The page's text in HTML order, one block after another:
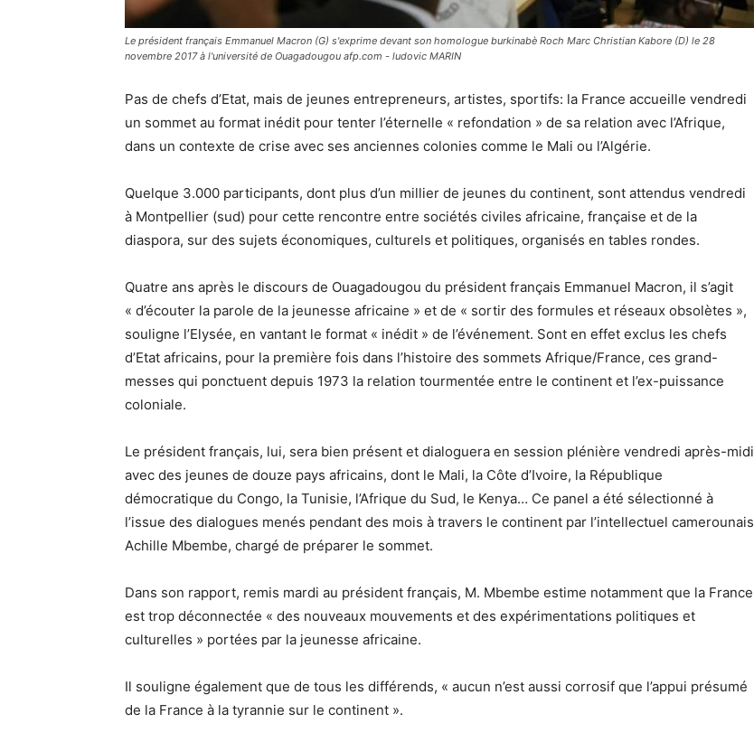
Le président français Emmanuel Macron (G) s'exprime devant son homologue burkinabè Roch Marc Christian Kabore (D) le 28
novembre 2017 à l'université de Ouagadougou afp.com - ludovic MARIN
Pas de chefs d’Etat, mais de jeunes entrepreneurs, artistes, sportifs: la France accueille vendredi
un sommet au format inédit pour tenter l’éternelle « refondation » de sa relation avec l’Afrique,
dans un contexte de crise avec ses anciennes colonies comme le Mali ou l’Algérie.
Quelque 3.000 participants, dont plus d’un millier de jeunes du continent, sont attendus vendredi
à Montpellier (sud) pour cette rencontre entre sociétés civiles africaine, française et de la
diaspora, sur des sujets économiques, culturels et politiques, organisés en tables rondes.
Quatre ans après le discours de Ouagadougou du président français Emmanuel Macron, il s’agit
« d’écouter la parole de la jeunesse africaine » et de « sortir des formules et réseaux obsolètes »,
souligne l’Elysée, en vantant le format « inédit » de l’événement. Sont en effet exclus les chefs
d’Etat africains, pour la première fois dans l’histoire des sommets Afrique/France, ces grand-
messes qui ponctuent depuis 1973 la relation tourmentée entre le continent et l’ex-puissance
coloniale.
Le président français, lui, sera bien présent et dialoguera en session plénière vendredi après-midi
avec des jeunes de douze pays africains, dont le Mali, la Côte d’Ivoire, la République
démocratique du Congo, la Tunisie, l’Afrique du Sud, le Kenya… Ce panel a été sélectionné à
l’issue des dialogues menés pendant des mois à travers le continent par l’intellectuel camerounais
Achille Mbembe, chargé de préparer le sommet.
Dans son rapport, remis mardi au président français, M. Mbembe estime notamment que la France
est trop déconnectée « des nouveaux mouvements et des expérimentations politiques et
culturelles » portées par la jeunesse africaine.
Il souligne également que de tous les différends, « aucun n’est aussi corrosif que l’appui présumé
de la France à la tyrannie sur le continent ».